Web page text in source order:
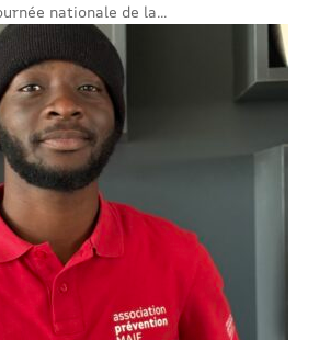
nationale de la...